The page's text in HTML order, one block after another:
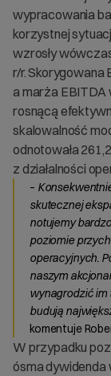
wypracowania
korzystnej
wzrosły
r/r. Skorygowana
a marża EBITDA
rosnącą
skalowalność
odnotowała
z działalności
–
skutecznej
notujemy
poziomie
operacyjnych.
naszym
wynagrodzić im
budują
komentuje
W przypadku
ósma dywidenda